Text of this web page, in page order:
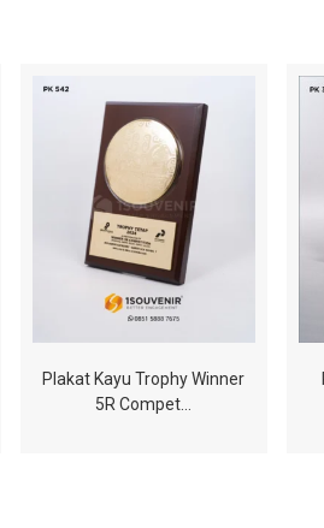
Plakat Kayu Trophy Winner
5R Compet…